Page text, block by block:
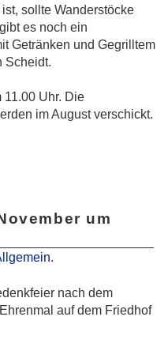
sollte Wanderstöcke
es noch ein
Getränken und Gegrilltem
Scheidt.
11.00 Uhr. Die
im August verschickt.
um
.
nach dem
auf dem Friedhof